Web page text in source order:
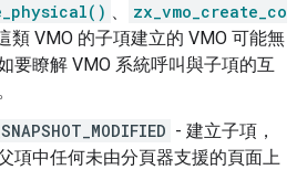
、
zx_vmo_create_co
類 VMO 的子項建立的 VMO 可能無
要瞭解 VMO 系統呼叫與子項的互
- 建立子項，
項中任何未由分頁器支援的頁面上